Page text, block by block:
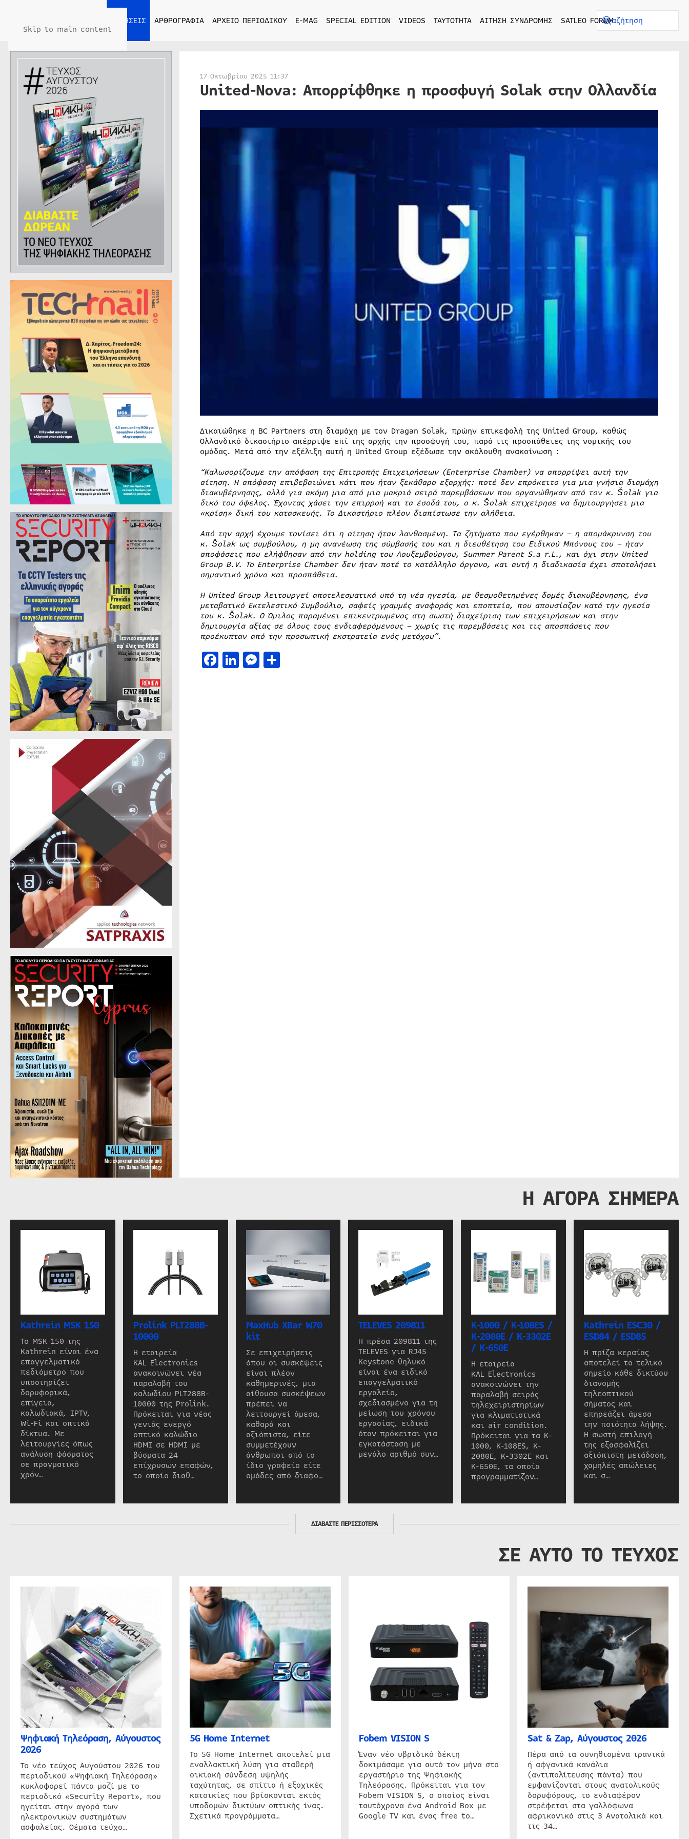
Skip to main content
ΕΙΔΗΣΕΙΣ ΑΡΘΡΟΓΡΑΦΙΑ ΑΡΧΕΙΟ ΠΕΡΙΟΔΙΚΟΥ E-MAG SPECIAL EDITION VIDEOS ΤΑΥΤΟΤΗΤΑ ΑΙΤΗΣΗ ΣΥΝΔΡΟΜΗΣ SATLEO FORUM
17 Οκτωβρίου 2025 11:37
United-Nova: Απορρίφθηκε η προσφυγή Solak στην Ολλανδία
Δικαιώθηκε η BC Partners στη διαμάχη με τον Dragan Solak, πρώην επικεφαλή της United Group, καθώς
Ολλανδικό δικαστήριο απέρριψε επί της αρχής την προσφυγή του, παρά τις προσπάθειες της νομικής του
ομάδας. Μετά από την εξέλιξη αυτή η United Group εξέδωσε την ακόλουθη ανακοίνωση :
“Καλωσορίζουμε την απόφαση της Επιτροπής Επιχειρήσεων (Enterprise Chamber) να απορρίψει αυτή την
αίτηση. Η απόφαση επιβεβαιώνει κάτι που ήταν ξεκάθαρο εξαρχής: ποτέ δεν επρόκειτο για μια γνήσια διαμάχη
διακυβέρνησης, αλλά για ακόμη μια από μια μακριά σειρά παρεμβάσεων που οργανώθηκαν από τον κ. Šolak για
δικό του όφελος. Έχοντας χάσει την επιρροή και τα έσοδά του, ο κ. Šolak επιχείρησε να δημιουργήσει μια
«κρίση» δική του κατασκευής. Το Δικαστήριο πλέον διαπίστωσε την αλήθεια.
Από την αρχή έχουμε τονίσει ότι η αίτηση ήταν λανθασμένη. Τα ζητήματα που εγέρθηκαν – η απομάκρυνση του
κ. Šolak ως συμβούλου, η μη ανανέωση της σύμβασής του και η διευθέτηση του Ειδικού Μπόνους του – ήταν
αποφάσεις που ελήφθησαν από την holding του Λουξεμβούργου, Summer Parent S.a r.L., και όχι στην United
Group B.V. Το Enterprise Chamber δεν ήταν ποτέ το κατάλληλο όργανο, και αυτή η διαδικασία έχει σπαταλήσει
σημαντικό χρόνο και προσπάθεια.
Η United Group λειτουργεί αποτελεσματικά υπό τη νέα ηγεσία, με θεσμοθετημένες δομές διακυβέρνησης, ένα
μεταβατικό Εκτελεστικό Συμβούλιο, σαφείς γραμμές αναφοράς και εποπτεία, που απουσίαζαν κατά την ηγεσία
του κ. Šolak. Ο Όμιλος παραμένει επικεντρωμένος στη σωστή διαχείριση των επιχειρήσεων και στην
δημιουργία αξίας σε όλους τους ενδιαφερόμενους – χωρίς τις παρεμβάσεις και τις αποσπάσεις που
προέκυπταν από την προσωπική εκστρατεία ενός μετόχου”.
Facebook
LinkedIn
Messenger
Μοιραστείτε
Η ΑΓΟΡΑ ΣΗΜΕΡΑ
Kathrein MSK 150
Το MSK 150 της
Kathrein είναι ένα
επαγγελματικό
πεδιόμετρο που
υποστηρίζει
δορυφορικά,
επίγεια,
καλωδιακά, IPTV,
Wi-Fi και οπτικά
δίκτυα. Με
λειτουργίες όπως
ανάλυση φάσματος
σε πραγματικό
χρόν…
Prolink PLT288B-
10000
Η εταιρεία
KAL Electronics
ανακοινώνει νέα
παραλαβή του
καλωδίου PLT288B-
10000 της Prolink.
Πρόκειται για νέας
γενιάς ενεργό
οπτικό καλώδιο
HDMI σε HDMI με
βύσματα 24
επίχρυσων επαφών,
το οποίο διαθ…
MaxHub XBar W70
kit
Σε επιχειρήσεις
όπου οι συσκέψεις
είναι πλέον
καθημερινές, μια
αίθουσα συσκέψεων
πρέπει να
λειτουργεί άμεσα,
καθαρά και
αξιόπιστα, είτε
συμμετέχουν
άνθρωποι από το
ίδιο γραφείο είτε
ομάδες από διαφο…
TELEVES 209811
Η πρέσα 209811 της
TELEVES για RJ45
Keystone θηλυκό
είναι ένα ειδικό
επαγγελματικό
εργαλείο,
σχεδιασμένο για τη
μείωση του χρόνου
εργασίας, ειδικά
όταν πρόκειται για
εγκατάσταση με
μεγάλο αριθμό συν…
K-1000 / K-108ES /
K-2080E / K-3302E
/ K-650E
Η εταιρεία
KAL Electronics
ανακοινώνει την
παραλαβή σειράς
τηλεχειριστηρίων
για κλιματιστικά
και air condition.
Πρόκειται για τα K-
1000, K-108ES, K-
2080E, K-3302E και
K-650E, τα οποία
προγραμματίζον…
Kathrein ESC30 /
ESD84 / ESD85
Η πρίζα κεραίας
αποτελεί το τελικό
σημείο κάθε δικτύου
διανομής
τηλεοπτικού
σήματος και
επηρεάζει άμεσα
την ποιότητα λήψης.
Η σωστή επιλογή
της εξασφαλίζει
αξιόπιστη μετάδοση,
χαμηλές απώλειες
και σ…
ΔΙΑΒΑΣΤΕ ΠΕΡΙΣΣΟΤΕΡΑ
ΣΕ ΑΥΤΟ ΤΟ ΤΕΥΧΟΣ
Ψηφιακή Τηλεόραση, Αύγουστος
2026
Το νέο τεύχος Αυγούστου 2026 του
περιοδικού «Ψηφιακή Τηλεόραση»
κυκλοφορεί πάντα μαζί με το
περιοδικό «Security Report», που
ηγείται στην αγορά των
ηλεκτρονικών συστημάτων
ασφαλείας. Θέματα τεύχο…
5G Home Internet
Το 5G Home Internet αποτελεί μια
εναλλακτική λύση για σταθερή
οικιακή σύνδεση υψηλής
ταχύτητας, σε σπίτια ή εξοχικές
κατοικίες που βρίσκονται εκτός
υποδομών δικτύων οπτικής ίνας.
Σχετικά προγράμματα…
Fobem VISION S
Έναν νέο υβριδικό δέκτη
δοκιμάσαμε για αυτό τον μήνα στο
εργαστήριο της Ψηφιακής
Τηλεόρασης. Πρόκειται για τον
Fobem VISION S, ο οποίος είναι
ταυτόχρονα ένα Android Box με
Google TV και ένας free to…
Sat & Zap, Αύγουστος 2026
Πέρα από τα συνηθισμένα ιρανικά
ή αφγανικά κανάλια
(αντιπολίτευσης πάντα) που
εμφανίζονται στους ανατολικούς
δορυφόρους, το ενδιαφέρον
στρέφεται στα γαλλόφωνα
αφρικανικά στις 3 Ανατολικά και
τις 34…